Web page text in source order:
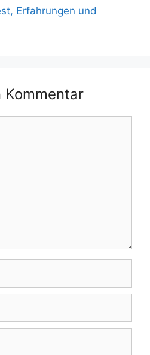
Erfahrungen und
Kommentar